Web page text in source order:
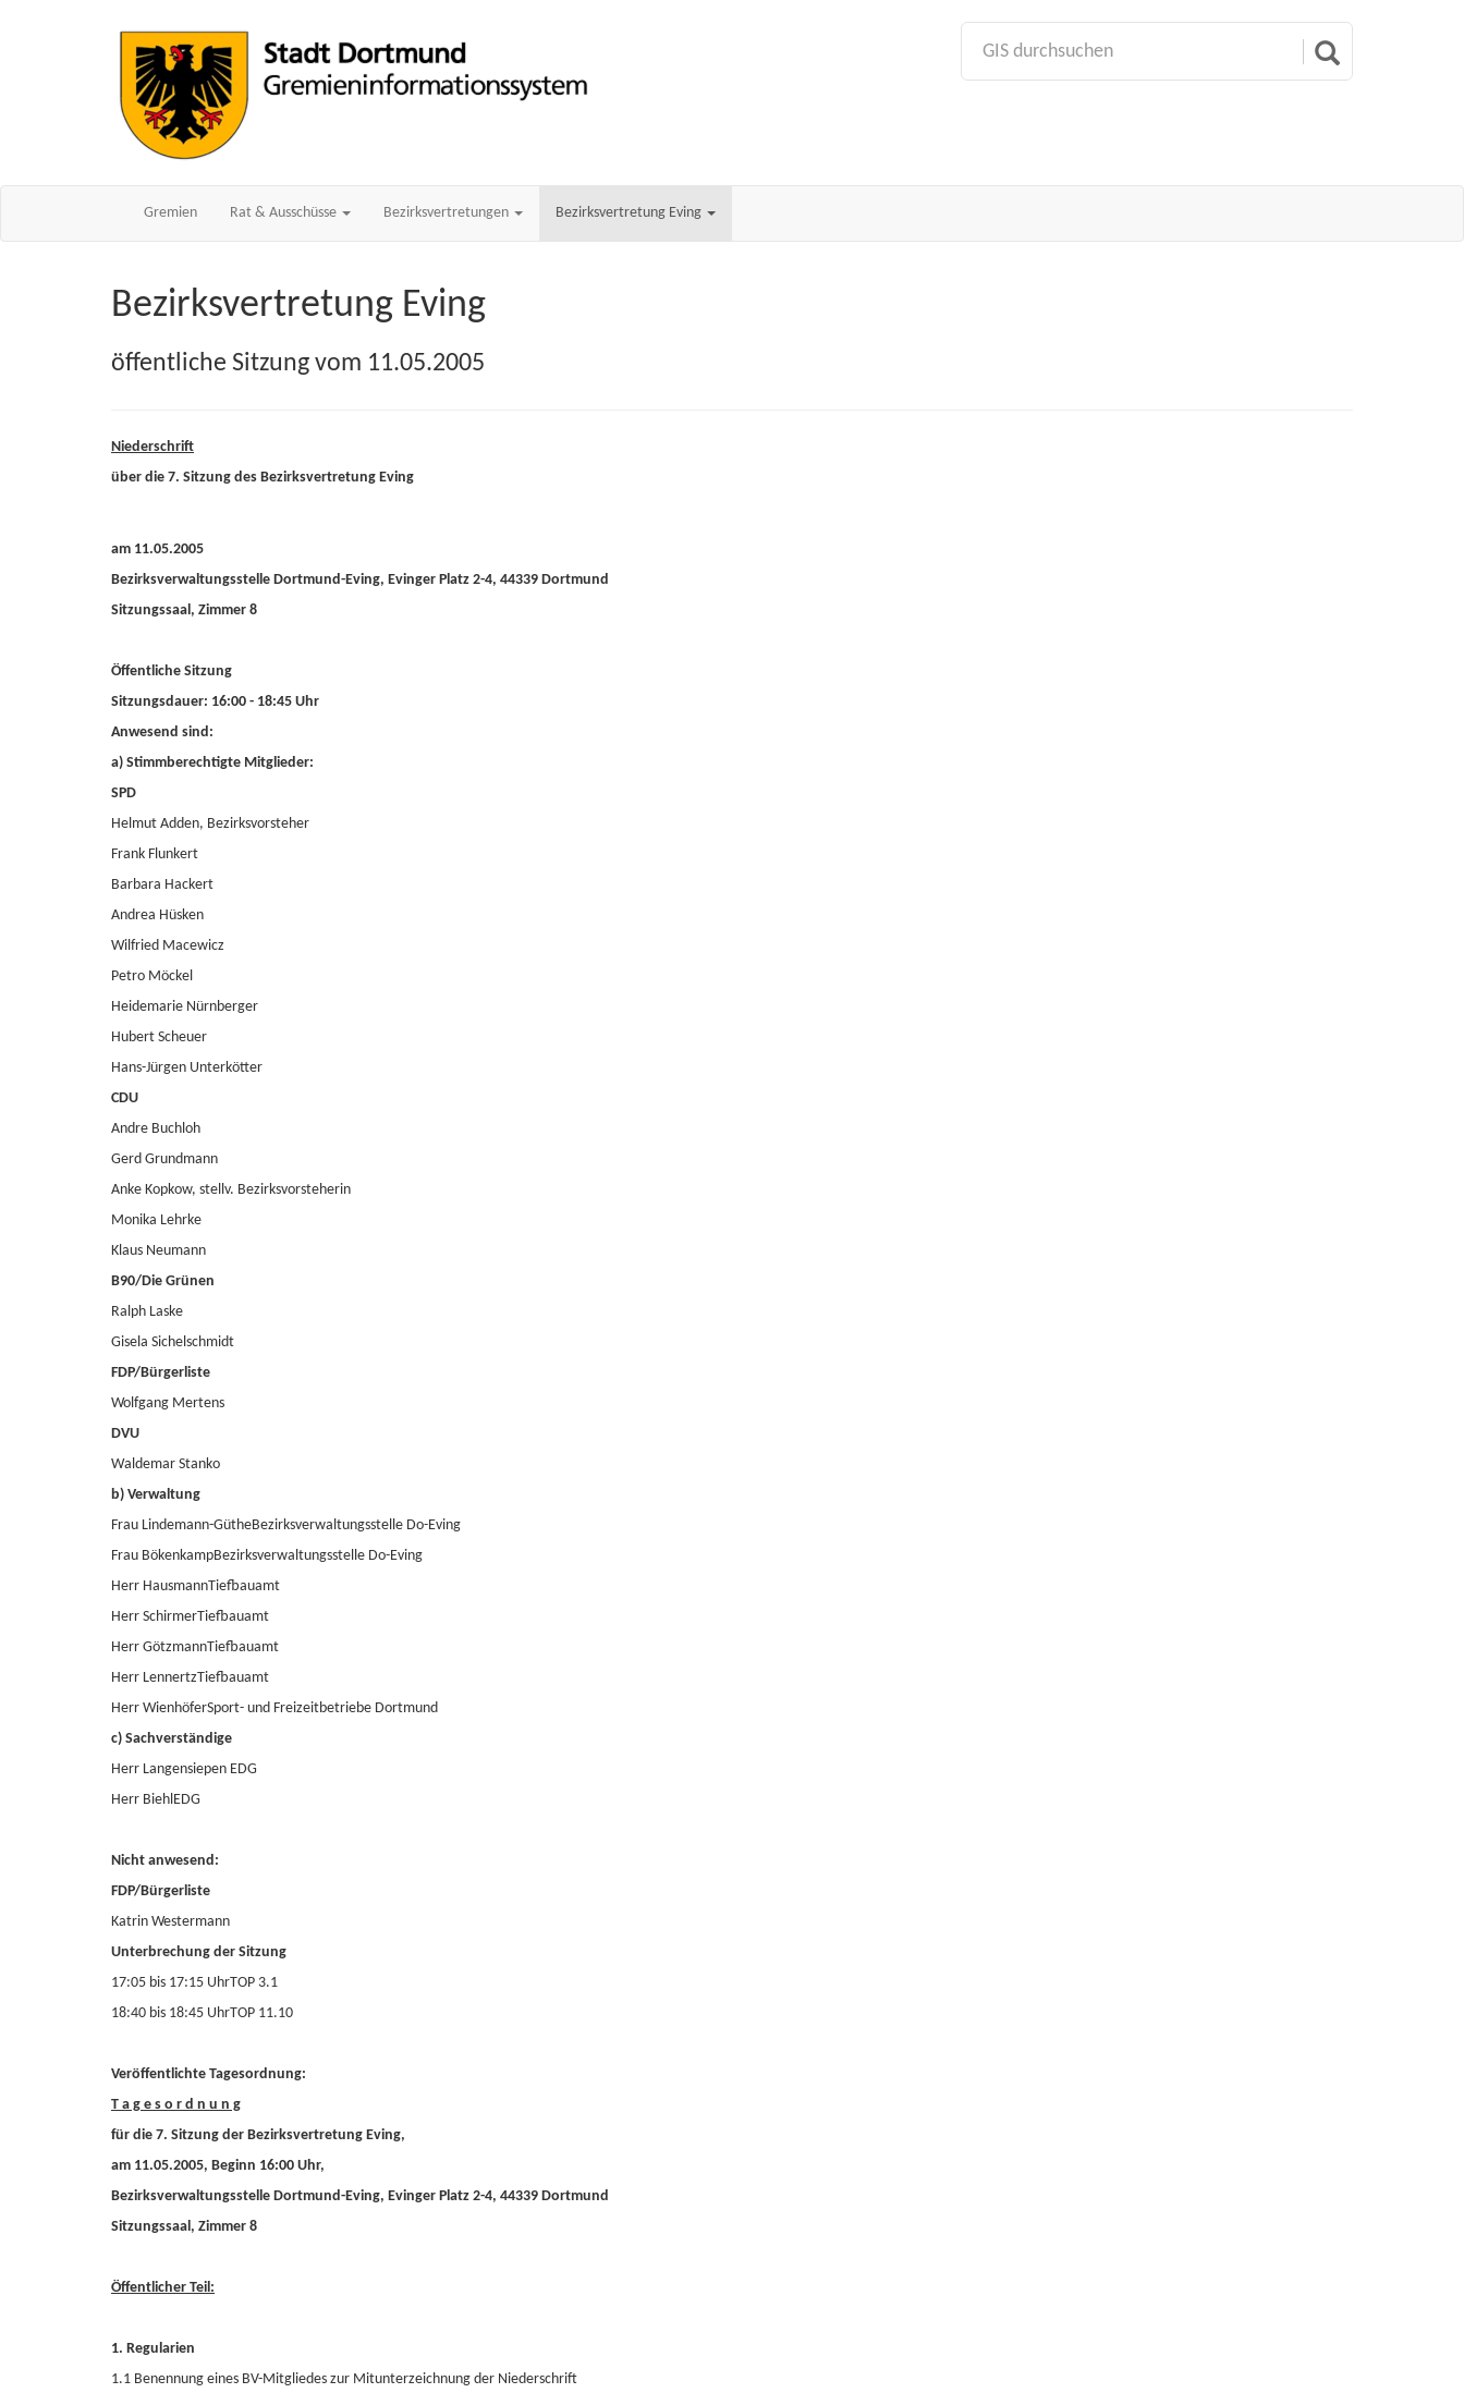
Gremien Rat & Ausschüsse Bezirksvertretungen Bezirksvertretung Eving
Bezirksvertretung Eving
öffentliche Sitzung vom 11.05.2005
Niederschrift
über die 7. Sitzung des Bezirksvertretung Eving
am 11.05.2005
Bezirksverwaltungsstelle Dortmund-Eving, Evinger Platz 2-4, 44339 Dortmund
Sitzungssaal, Zimmer 8
Öffentliche Sitzung
Sitzungsdauer: 16:00 - 18:45 Uhr
Anwesend sind:
a) Stimmberechtigte Mitglieder:
SPD
Helmut Adden, Bezirksvorsteher
Frank Flunkert
Barbara Hackert
Andrea Hüsken
Wilfried Macewicz
Petro Möckel
Heidemarie Nürnberger
Hubert Scheuer
Hans-Jürgen Unterkötter
CDU
Andre Buchloh
Gerd Grundmann
Anke Kopkow, stellv. Bezirksvorsteherin
Monika Lehrke
Klaus Neumann
B90/Die Grünen
Ralph Laske
Gisela Sichelschmidt
FDP/Bürgerliste
Wolfgang Mertens
DVU
Waldemar Stanko
b) Verwaltung
Frau Lindemann-GütheBezirksverwaltungsstelle Do-Eving
Frau BökenkampBezirksverwaltungsstelle Do-Eving
Herr HausmannTiefbauamt
Herr SchirmerTiefbauamt
Herr GötzmannTiefbauamt
Herr LennertzTiefbauamt
Herr WienhöferSport- und Freizeitbetriebe Dortmund
c) Sachverständige
Herr Langensiepen EDG
Herr BiehlEDG
Nicht anwesend:
FDP/Bürgerliste
Katrin Westermann
Unterbrechung der Sitzung
17:05 bis 17:15 UhrTOP 3.1
18:40 bis 18:45 UhrTOP 11.10
Veröffentlichte Tagesordnung:
T a g e s o r d n u n g
für die 7. Sitzung der Bezirksvertretung Eving,
am 11.05.2005, Beginn 16:00 Uhr,
Bezirksverwaltungsstelle Dortmund-Eving, Evinger Platz 2-4, 44339 Dortmund
Sitzungssaal, Zimmer 8
Öffentlicher Teil:
1. Regularien
1.1 Benennung eines BV-Mitgliedes zur Mitunterzeichnung der Niederschrift